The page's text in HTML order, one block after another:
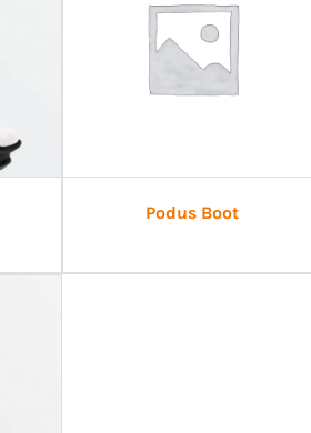
Podus Boot